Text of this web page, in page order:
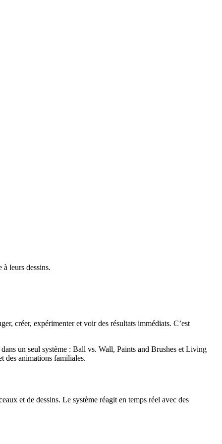
leurs dessins.
créer, expérimenter et voir des résultats immédiats. C’est
un seul système : Ball vs. Wall, Paints and Brushes et Living
des animations familiales.
et de dessins. Le système réagit en temps réel avec des